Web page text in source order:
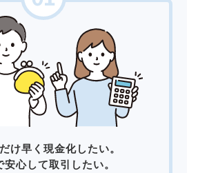
け早く現金化したい。
安心して取引したい。